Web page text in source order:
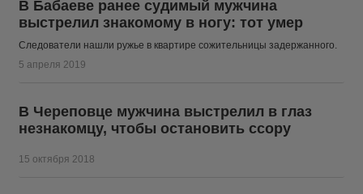
В Бабаеве ранее судимый мужчина
выстрелил знакомому в ногу: тот умер
Следователи нашли ружье в квартире сожительницы задержанного.
5 апреля 2019
В Череповце мужчина выстрелил в глаз
незнакомцу, чтобы остановить ссору
15 октября 2018